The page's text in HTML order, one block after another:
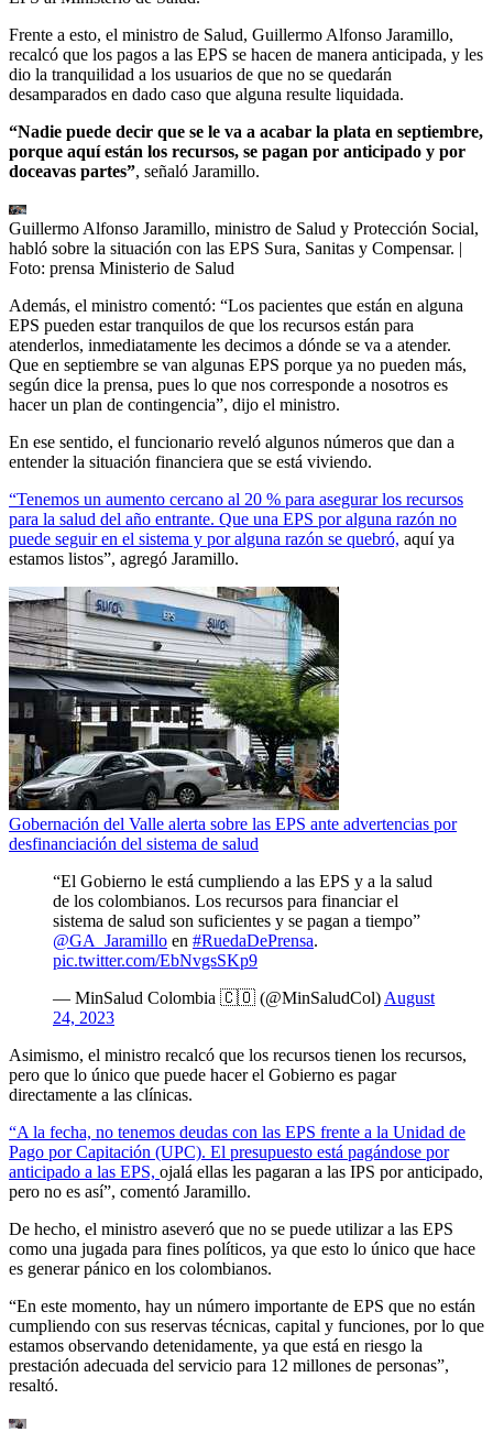
Frente a esto, el ministro de Salud, Guillermo Alfonso Jaramillo,
recalcó que los pagos a las EPS se hacen de manera anticipada, y les
dio la tranquilidad a los usuarios de que no se quedarán
desamparados en dado caso que alguna resulte liquidada.
“Nadie puede decir que se le va a acabar la plata en septiembre,
porque aquí están los recursos, se pagan por anticipado y por
doceavas partes”, señaló Jaramillo.
Guillermo Alfonso Jaramillo, ministro de Salud y Protección Social,
habló sobre la situación con las EPS Sura, Sanitas y Compensar. |
Foto: prensa Ministerio de Salud
Además, el ministro comentó: “Los pacientes que están en alguna
EPS pueden estar tranquilos de que los recursos están para
atenderlos, inmediatamente les decimos a dónde se va a atender.
Que en septiembre se van algunas EPS porque ya no pueden más,
según dice la prensa, pues lo que nos corresponde a nosotros es
hacer un plan de contingencia”, dijo el ministro.
En ese sentido, el funcionario reveló algunos números que dan a
entender la situación financiera que se está viviendo.
“Tenemos un aumento cercano al 20 % para asegurar los recursos
para la salud del año entrante. Que una EPS por alguna razón no
puede seguir en el sistema y por alguna razón se quebró, aquí ya
estamos listos”, agregó Jaramillo.
Gobernación del Valle alerta sobre las EPS ante advertencias por
desfinanciación del sistema de salud
“El Gobierno le está cumpliendo a las EPS y a la salud
de los colombianos. Los recursos para financiar el
sistema de salud son suficientes y se pagan a tiempo”
@GA_Jaramillo en #RuedaDePrensa.
pic.twitter.com/EbNvgsSKp9
— MinSalud Colombia 🇨🇴 (@MinSaludCol) August
24, 2023
Asimismo, el ministro recalcó que los recursos tienen los recursos,
pero que lo único que puede hacer el Gobierno es pagar
directamente a las clínicas.
“A la fecha, no tenemos deudas con las EPS frente a la Unidad de
Pago por Capitación (UPC). El presupuesto está pagándose por
anticipado a las EPS, ojalá ellas les pagaran a las IPS por anticipado,
pero no es así”, comentó Jaramillo.
De hecho, el ministro aseveró que no se puede utilizar a las EPS
como una jugada para fines políticos, ya que esto lo único que hace
es generar pánico en los colombianos.
“En este momento, hay un número importante de EPS que no están
cumpliendo con sus reservas técnicas, capital y funciones, por lo que
estamos observando detenidamente, ya que está en riesgo la
prestación adecuada del servicio para 12 millones de personas”,
resaltó.